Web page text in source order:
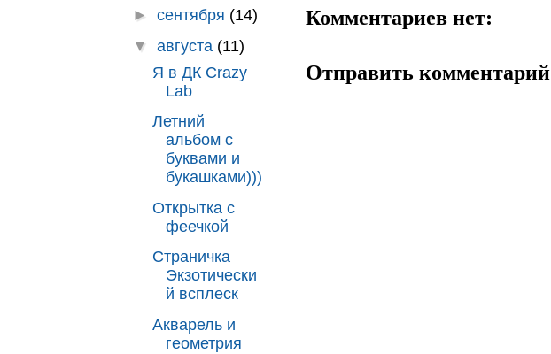
Комментариев нет:
Отправить комментарий
► сентября (14)
▼ августа (11)
Я в ДК Crazy
Lab
Летний
альбом с
буквами и
букашками)))
Открытка с
феечкой
Страничка
Экзотически
й всплеск
Акварель и
геометрия